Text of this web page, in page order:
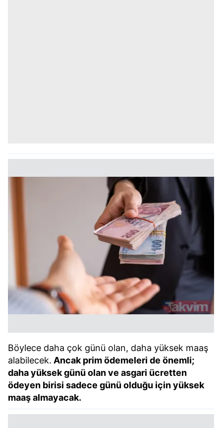
Böylece daha çok günü olan, daha yüksek maaş
alabilecek. Ancak prim ödemeleri de önemli;
daha yüksek günü olan ve asgari ücretten
ödeyen birisi sadece günü olduğu için yüksek
maaş almayacak.